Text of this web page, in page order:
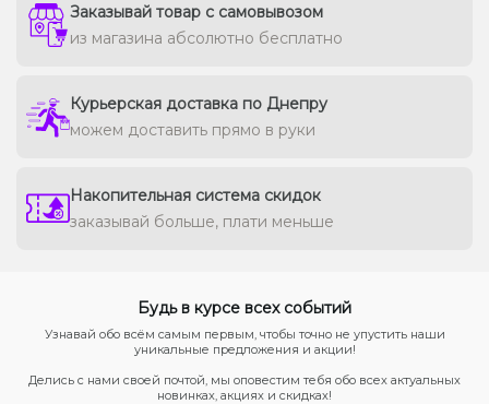
Заказывай товар с самовывозом
из магазина абсолютно бесплатно
Курьерская доставка по Днепру
можем доставить прямо в руки
Накопительная система скидок
заказывай больше, плати меньше
Будь в курсе всех событий
Узнавай обо всём самым первым, чтобы точно не упустить наши
уникальные предложения и акции!
Делись с нами своей почтой, мы оповестим тебя обо всех актуальных
новинках, акциях и скидках!